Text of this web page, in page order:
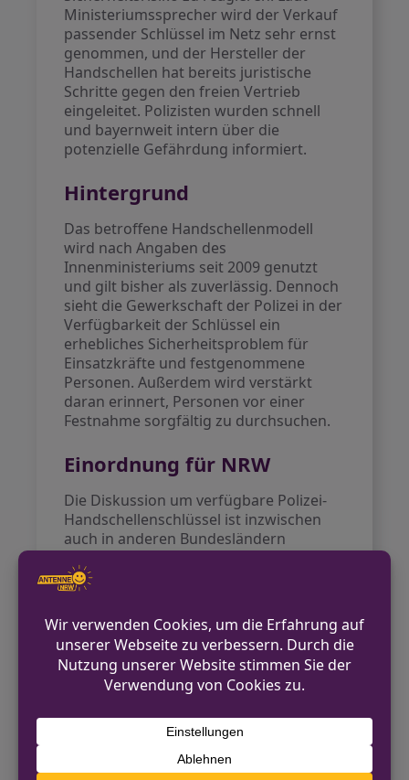
Ministeriumssprecher wird der Verkauf
passender Schlüssel im Netz sehr ernst
genommen, und der Hersteller der
Handschellen hat bereits juristische
Schritte gegen den freien Vertrieb
eingeleitet. Polizisten wurden schnell
und bayernweit intern über die
potenzielle Gefährdung informiert.
Hintergrund
Das betroffene Handschellenmodell
wird nach Angaben des
Innenministeriums seit 2009 genutzt
und gilt bisher als zuverlässig. Dennoch
sieht die Gewerkschaft der Polizei in der
Verfügbarkeit der Schlüssel ein
erhebliches Sicherheitsproblem für
Einsatzkräfte und festgenommene
Personen. Außerdem wird verstärkt
daran erinnert, Personen vor einer
Festnahme sorgfältig zu durchsuchen.
Einordnung für NRW
Die Diskussion um verfügbare Polizei-
Handschellenschlüssel ist inzwischen
auch in anderen Bundesländern
bedeutet das eine erhöhte
Sensibilisierung – auch hier dürfte
künftig mit verstärkten
Sicherheitsmaßnahmen zu rechnen
sein. Ein einheitliches Vorgehen von
Länderpolizeien und Bundespolizei wird
von der Gewerkschaft der Polizei